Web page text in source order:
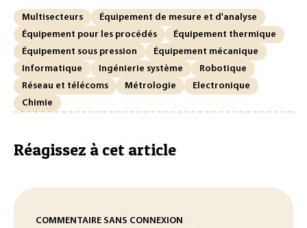
Multisecteurs
Équipement de mesure et d'analyse
Équipement pour les procédés
Équipement thermique
Équipement sous pression
Équipement mécanique
Informatique
Ingénierie système
Robotique
Réseau et télécoms
Métrologie
Electronique
Chimie
Réagissez à cet article
COMMENTAIRE SANS CONNEXION